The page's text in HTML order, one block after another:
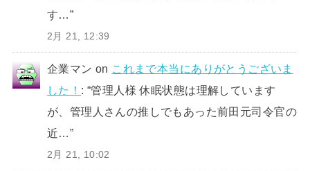
す…”
2月 21, 12:39
企業マン on これまで本当にありがとうございま
した！ : “管理人様 休眠状態は理解しています
が、管理人さんの推しでもあった前田元司令官の
近…”
2月 21, 10:02